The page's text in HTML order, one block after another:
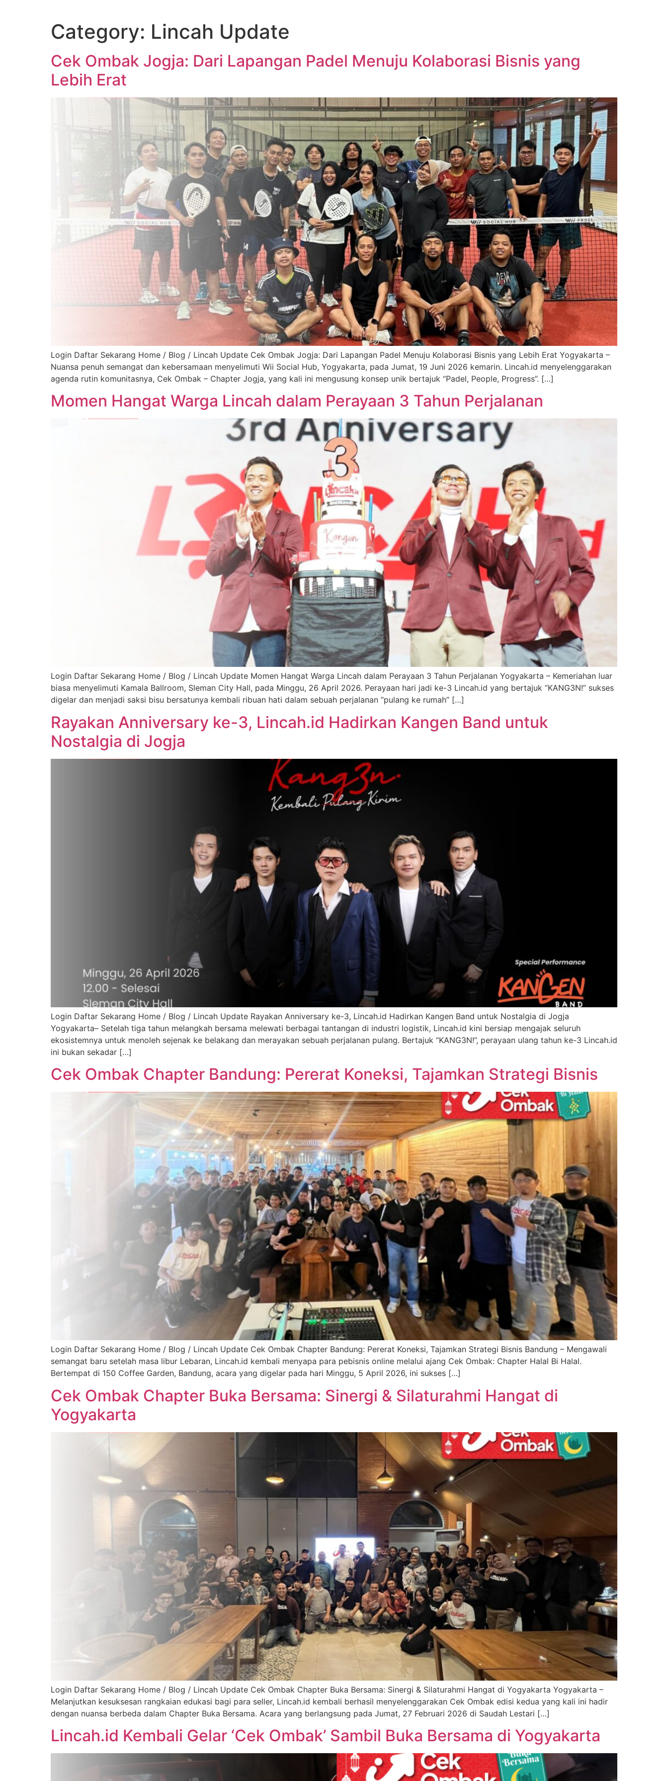
Category: Lincah Update
Cek Ombak Jogja: Dari Lapangan Padel Menuju Kolaborasi Bisnis yang
Lebih Erat​
Login Daftar Sekarang Home / Blog / Lincah Update Cek Ombak Jogja: Dari Lapangan Padel Menuju Kolaborasi Bisnis yang Lebih Erat Yogyakarta –
Nuansa penuh semangat dan kebersamaan menyelimuti Wii Social Hub, Yogyakarta, pada Jumat, 19 Juni 2026 kemarin. Lincah.id menyelenggarakan
agenda rutin komunitasnya, Cek Ombak – Chapter Jogja, yang kali ini mengusung konsep unik bertajuk “Padel, People, Progress”. […]
Momen Hangat Warga Lincah dalam Perayaan 3 Tahun Perjalanan
Login Daftar Sekarang Home / Blog / Lincah Update Momen Hangat Warga Lincah dalam Perayaan 3 Tahun Perjalanan Yogyakarta – Kemeriahan luar
biasa menyelimuti Kamala Ballroom, Sleman City Hall, pada Minggu, 26 April 2026. Perayaan hari jadi ke-3 Lincah.id yang bertajuk “KANG3N!” sukses
digelar dan menjadi saksi bisu bersatunya kembali ribuan hati dalam sebuah perjalanan “pulang ke rumah” […]
Rayakan Anniversary ke-3, Lincah.id Hadirkan Kangen Band untuk
Nostalgia di Jogja
Login Daftar Sekarang Home / Blog / Lincah Update Rayakan Anniversary ke-3, Lincah.id Hadirkan Kangen Band untuk Nostalgia di Jogja
Yogyakarta– Setelah tiga tahun melangkah bersama melewati berbagai tantangan di industri logistik, Lincah.id kini bersiap mengajak seluruh
ekosistemnya untuk menoleh sejenak ke belakang dan merayakan sebuah perjalanan pulang. Bertajuk “KANG3N!”, perayaan ulang tahun ke-3 Lincah.id
ini bukan sekadar […]
Cek Ombak Chapter Bandung: Pererat Koneksi, Tajamkan Strategi Bisnis
Login Daftar Sekarang Home / Blog / Lincah Update Cek Ombak Chapter Bandung: Pererat Koneksi, Tajamkan Strategi Bisnis Bandung – Mengawali
semangat baru setelah masa libur Lebaran, Lincah.id kembali menyapa para pebisnis online melalui ajang Cek Ombak: Chapter Halal Bi Halal.
Bertempat di 150 Coffee Garden, Bandung, acara yang digelar pada hari Minggu, 5 April 2026, ini sukses […]
Cek Ombak Chapter Buka Bersama: Sinergi & Silaturahmi Hangat di
Yogyakarta
Login Daftar Sekarang Home / Blog / Lincah Update Cek Ombak Chapter Buka Bersama: Sinergi & Silaturahmi Hangat di Yogyakarta Yogyakarta –
Melanjutkan kesuksesan rangkaian edukasi bagi para seller, Lincah.id kembali berhasil menyelenggarakan Cek Ombak edisi kedua yang kali ini hadir
dengan nuansa berbeda dalam Chapter Buka Bersama. Acara yang berlangsung pada Jumat, 27 Februari 2026 di Saudah Lestari […]
Lincah.id Kembali Gelar ‘Cek Ombak’ Sambil Buka Bersama di Yogyakarta​